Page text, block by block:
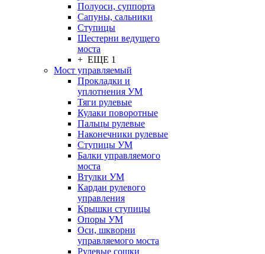
Полуоси, суппорта
Сапуны, сальники
Ступицы
Шестерни ведущего
моста
+ ЕЩЕ 1
Мост управляемый
Прокладки и
уплотнения УМ
Тяги рулевые
Кулаки поворотные
Пальцы рулевые
Наконечники рулевые
Ступицы УМ
Балки управляемого
моста
Втулки УМ
Кардан рулевого
управления
Крышки ступицы
Опоры УМ
Оси, шкворни
управляемого моста
Рулевые сошки